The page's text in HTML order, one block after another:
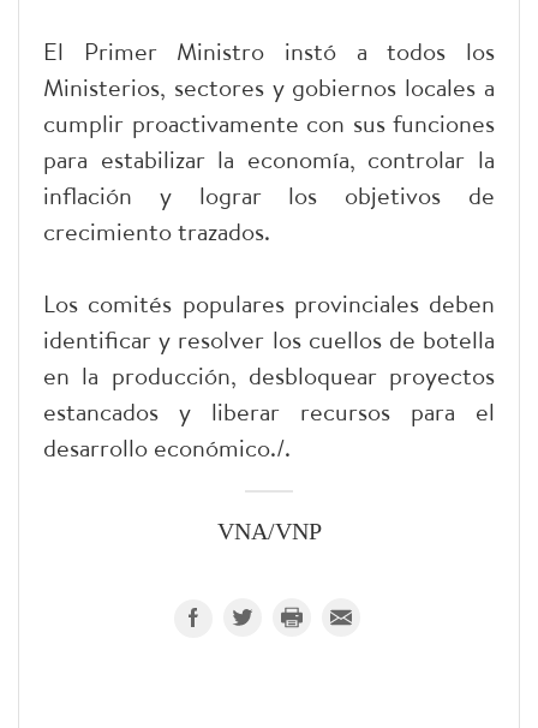
El Primer Ministro instó a todos los
Ministerios, sectores y gobiernos locales a
cumplir proactivamente con sus funciones
para estabilizar la economía, controlar la
inflación y lograr los objetivos de
crecimiento trazados.
Los comités populares provinciales deben
identificar y resolver los cuellos de botella
en la producción, desbloquear proyectos
estancados y liberar recursos para el
desarrollo económico./.
VNA/VNP